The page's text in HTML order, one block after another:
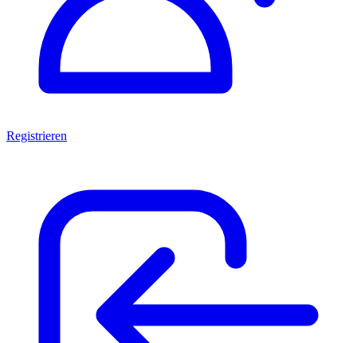
Registrieren